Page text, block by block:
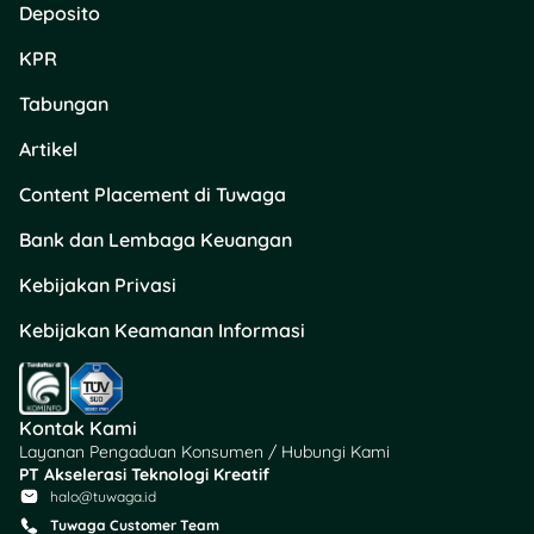
Konsepnya mirip
terhubung dengan orang
Kalau lagi beruntung, siapa
ngobrol yang nyambung
🤭
kenalan sama orang
baru dari berbagai
negara, cocok buat
ngobrol santai, tanpa
perlu daftar akun
ribet.
Kekurangan:Minim
fitur kontrol atau
Deposito
KPR
Tabungan
Artikel
Content Placement di Tuwaga
Bank dan Lembaga Keuangan
Kebijakan Privasi
Kebijakan Keamanan Informasi
Kontak Kami
Layanan Pengaduan Konsumen / Hubungi Kami
PT Akselerasi Teknologi Kreatif
halo@tuwaga.id
Tuwaga Customer Team